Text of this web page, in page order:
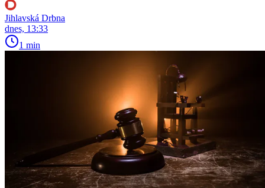
Jihlavská Drbna
dnes, 13:33
1 min